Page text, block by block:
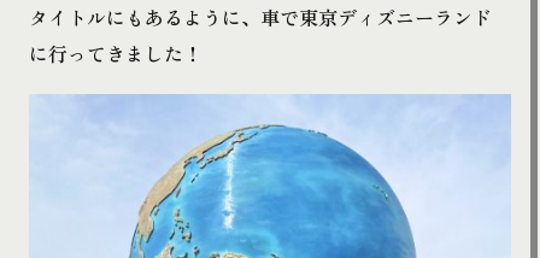
タイトルにもあるように、車で東京ディズニーランド
に行ってきました！